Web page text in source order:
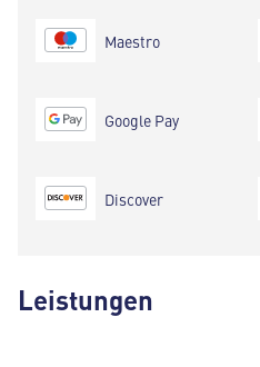
Maestro
Google Pay
Discover
Leistungen